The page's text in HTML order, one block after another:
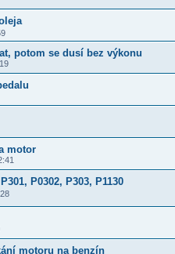
potom se dusí bez výkonu
motor
P0302, P303, P1130
motoru na benzín